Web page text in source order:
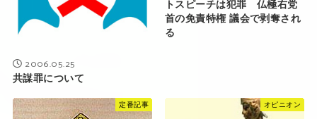
2006.05.25
共謀罪について
トスピーチは犯罪 仏極右党
首の免責特権 議会で剥奪され
る
定番記事 オピニオン